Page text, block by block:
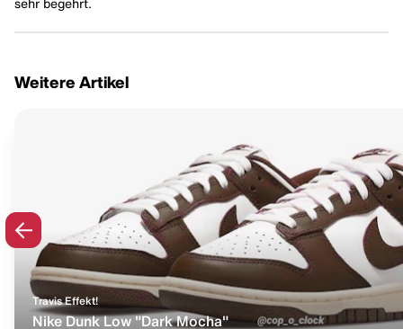
sehr begehrt.
Weitere Artikel
Travis Effekt!
Nike Dunk Low "Dark Mocha"